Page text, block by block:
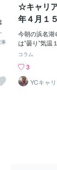
☆キャリ
年４月１
今朝の浜名湖
は”曇り”気
ましたぁ〜家
主 2025/4/15
エルたちも目
声で合唱し
します！“キ
コラム
3
YCキャリ